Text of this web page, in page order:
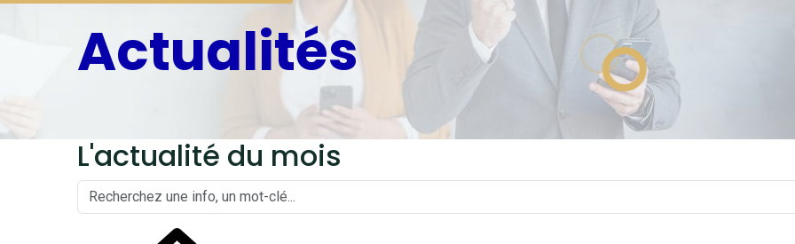
Actualités
L'actualité du mois